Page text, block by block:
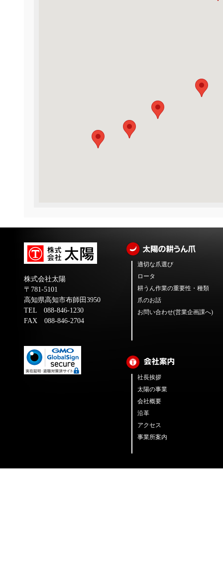
株式会社太陽
〒781-5101
高知県高知市布師田3950
TEL 088-846-1230
FAX 088-846-2704
適切な爪選び
ロータ
耕うん作業の重要性・種類
爪のお話
お問い合わせ(営業企画課へ)
社長挨拶
太陽の事業
会社概要
沿革
アクセス
事業所案内